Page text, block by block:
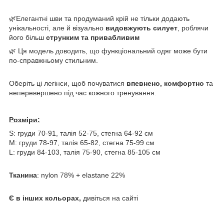
🌿​Елегантні шви та продуманий крій не тільки додають
унікальності, але й візуально видовжують силует , роблячи
його більш струнким та привабливим
🌿 Ця модель доводить, що функціональний одяг може бути
по-справжньому стильним.
​Оберіть ці легінси, щоб почуватися впевнено, комфортно та
неперевершено під час кожного тренування.
Розміри:
S: груди 70-91, талія 52-75, стегна 64-92 см
М: груди 78-97, талія 65-82, стегна 75-99 см
L: груди 84-103, талія 75-90, стегна 85-105 см
Тканина: nylon 78% + elastane 22%
Є в інших кольорах, дивіться на сайті